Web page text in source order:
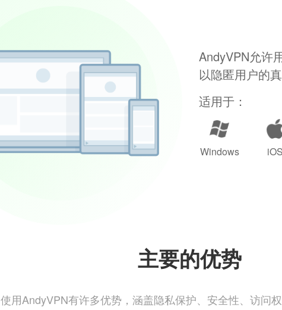
AndyVPN允许
以隐匿用户的
适用于：
Windows iOS
主要的优势
使用AndyVPN有许多优势，涵盖隐私保护、安全性、访问